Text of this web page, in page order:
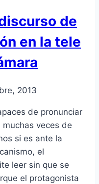
de
en la tele
2013
de pronunciar
veces de
si es ante la
el
leer sin que se
el protagonista